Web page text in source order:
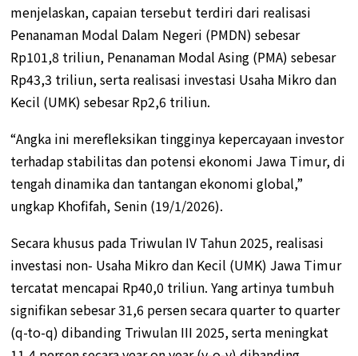
menjelaskan, capaian tersebut terdiri dari realisasi
Penanaman Modal Dalam Negeri (PMDN) sebesar
Rp101,8 triliun, Penanaman Modal Asing (PMA) sebesar
Rp43,3 triliun, serta realisasi investasi Usaha Mikro dan
Kecil (UMK) sebesar Rp2,6 triliun.
“Angka ini merefleksikan tingginya kepercayaan investor
terhadap stabilitas dan potensi ekonomi Jawa Timur, di
tengah dinamika dan tantangan ekonomi global,”
ungkap Khofifah, Senin (19/1/2026).
Secara khusus pada Triwulan IV Tahun 2025, realisasi
investasi non- Usaha Mikro dan Kecil (UMK) Jawa Timur
tercatat mencapai Rp40,0 triliun. Yang artinya tumbuh
signifikan sebesar 31,6 persen secara quarter to quarter
(q-to-q) dibanding Triwulan III 2025, serta meningkat